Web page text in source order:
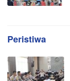
Peristiwa